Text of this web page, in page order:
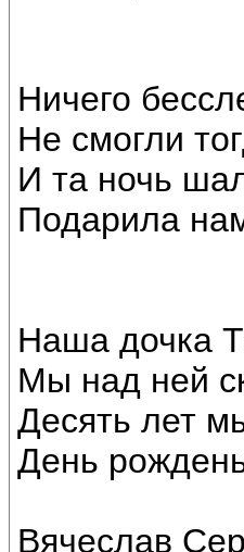
Ничего
Не смогли
И та ночь
Подарила
Наша дочка
Мы над ней
Десять лет
День
Вячеслав